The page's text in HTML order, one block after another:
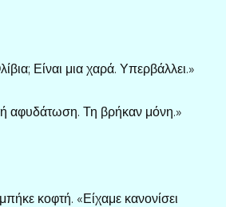
Είναι μια χαρά. Υπερβάλλει.»
αφυδάτωση. Τη βρήκαν μόνη.»
κοφτή. «Είχαμε κανονίσει